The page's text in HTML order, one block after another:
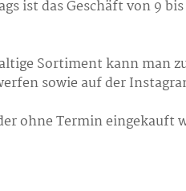
ist das Geschäft von 9
Sortiment kann man
sowie auf der
ohne Termin eingekauft